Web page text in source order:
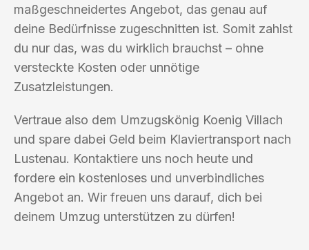
maßgeschneidertes Angebot, das genau auf
deine Bedürfnisse zugeschnitten ist. Somit zahlst
du nur das, was du wirklich brauchst – ohne
versteckte Kosten oder unnötige
Zusatzleistungen.
Vertraue also dem Umzugskönig Koenig Villach
und spare dabei Geld beim Klaviertransport nach
Lustenau. Kontaktiere uns noch heute und
fordere ein kostenloses und unverbindliches
Angebot an. Wir freuen uns darauf, dich bei
deinem Umzug unterstützen zu dürfen!